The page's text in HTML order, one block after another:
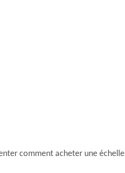
comment acheter une